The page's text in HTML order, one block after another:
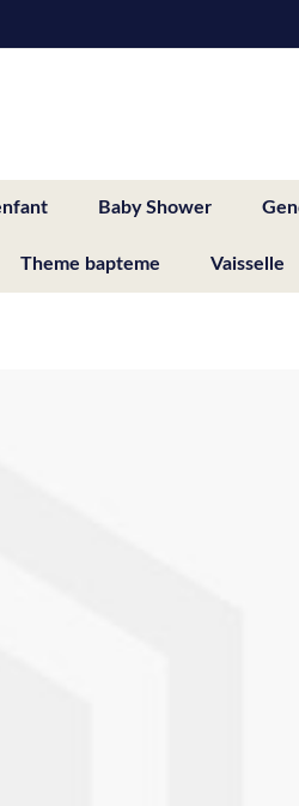
Baby Shower
Theme bapteme Vaisselle